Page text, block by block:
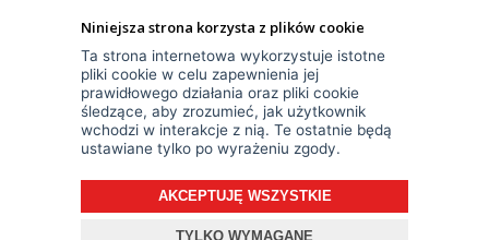
Niniejsza strona korzysta z plików cookie
Ta strona internetowa wykorzystuje istotne
pliki cookie w celu zapewnienia jej
prawidłowego działania oraz pliki cookie
śledzące, aby zrozumieć, jak użytkownik
wchodzi w interakcje z nią. Te ostatnie będą
ustawiane tylko po wyrażeniu zgody.
AKCEPTUJĘ WSZYSTKIE
TYLKO WYMAGANE
7:00 - 15:00
© Wszelkie Prawa Zastrzeżone
Projekt i oprogramowanie sklepu: